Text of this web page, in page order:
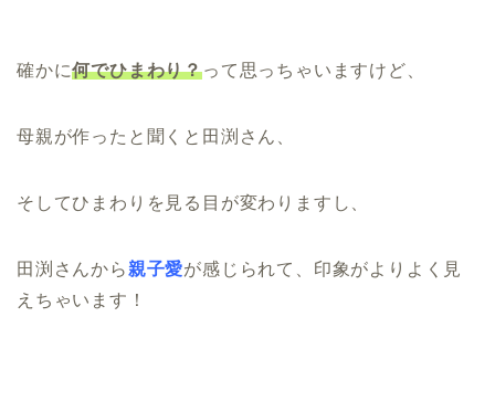
確かに何でひまわり？って思っちゃいますけど、
母親が作ったと聞くと田渕さん、
そしてひまわりを見る目が変わりますし、
田渕さんから親子愛が感じられて、印象がよりよく見
えちゃいます！